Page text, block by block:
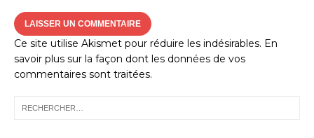
Ce site utilise Akismet pour réduire les indésirables. En
savoir plus sur la façon dont les données de vos
commentaires sont traitées.